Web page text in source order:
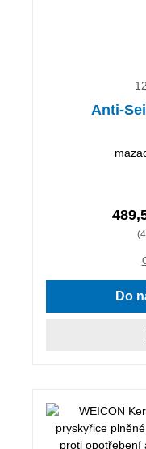
Anti-
Do